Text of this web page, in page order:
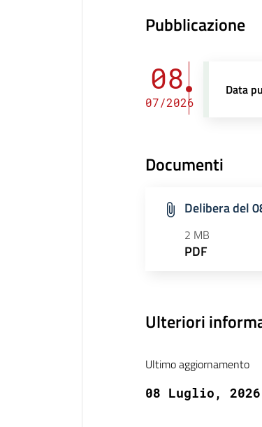
Pubblicazione
08
07/2026
Data
Documenti
Delibera del
2 MB
PDF
Ulteriori
Ultimo aggiornamento
08 Luglio, 2026